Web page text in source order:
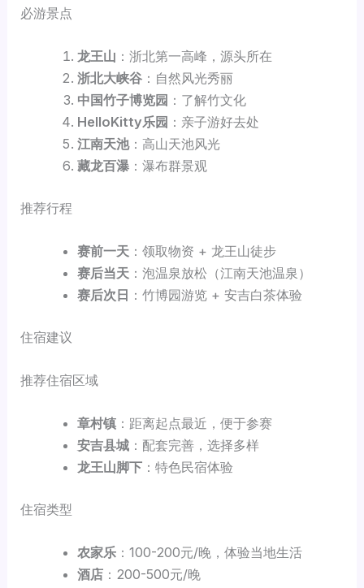
必游景点
龙王山 ：浙北第一高峰，源头所在
浙北大峡谷：自然风光秀丽
中国竹子博览园 ：了解竹文化
HelloKitty乐园 ：亲子游好去处
江南天池：高山天池风光
藏龙百瀑：瀑布群景观
推荐行程
赛前一天：领取物资 + 龙王山徒步
赛后当天：泡温泉放松（江南天池温泉）
赛后次日 ：竹博园游览 + 安吉白茶体验
住宿建议
推荐住宿区域
章村镇：距离起点最近，便于参赛
安吉县城：配套完善，选择多样
龙王山脚下：特色民宿体验
住宿类型
农家乐：100-200元/晚，体验当地生活
酒店：200-500元/晚